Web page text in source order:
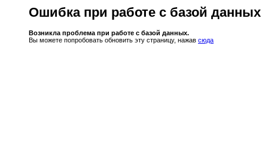
Ошибка при работе с базой данных
Возникла проблема при работе с базой данных.
Вы можете попробовать обновить эту страницу, нажав сюда